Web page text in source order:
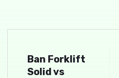
Ban Forklift
Solid vs